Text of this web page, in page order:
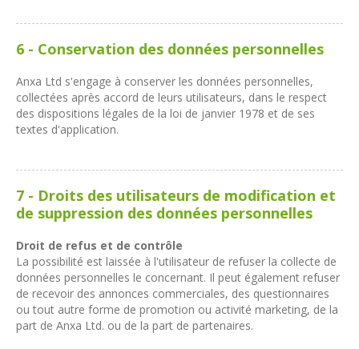
6 - Conservation des données personnelles
Anxa Ltd s'engage à conserver les données personnelles,
collectées après accord de leurs utilisateurs, dans le respect
des dispositions légales de la loi de janvier 1978 et de ses
textes d'application.
7 - Droits des utilisateurs de modification et
de suppression des données personnelles
Droit de refus et de contrôle
La possibilité est laissée à l'utilisateur de refuser la collecte de
données personnelles le concernant. Il peut également refuser
de recevoir des annonces commerciales, des questionnaires
ou tout autre forme de promotion ou activité marketing, de la
part de Anxa Ltd. ou de la part de partenaires.